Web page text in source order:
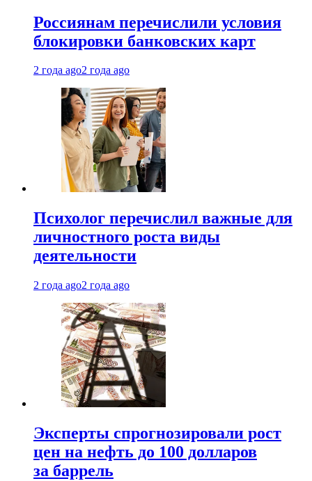
Россиянам перечислили условия
блокировки банковских карт
2 года ago2 года ago
Психолог перечислил важные для
личностного роста виды
деятельности
2 года ago2 года ago
Эксперты спрогнозировали рост
цен на нефть до 100 долларов
за баррель